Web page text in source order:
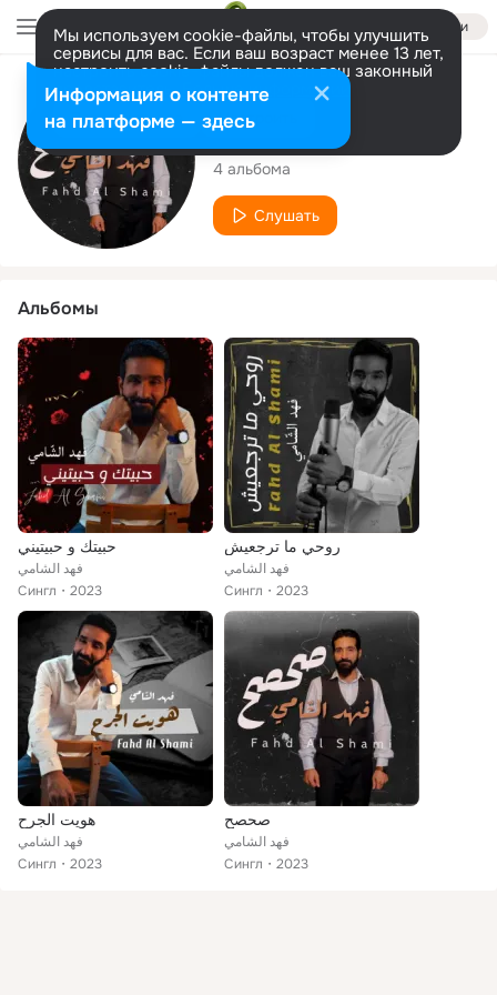
Войти
Мы используем cookie-файлы, чтобы улучшить
сервисы для вас. Если ваш возраст менее 13 лет,
настроить cookie-файлы должен ваш законный
представитель. Больше информации
Разрешить все Настроить
Исполнитель
فهد الشامي
4 альбома
Слушать
Альбомы
حبيتك و حبيتيني
فهد الشامي
Сингл
2023
روحي ما ترجعيش
فهد الشامي
Сингл
2023
هويت الجرح
فهد الشامي
Сингл
2023
صحصح
فهد الشامي
Сингл
2023
Информация о контенте
на платформе — здесь